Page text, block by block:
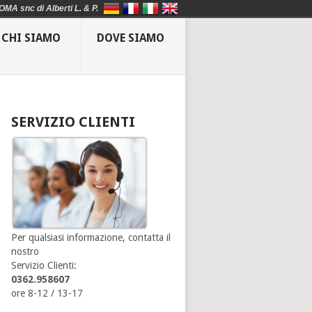
CHI SIAMO DOVE SIAMO
SERVIZIO CLIENTI
Per qualsiasi informazione, contatta il
nostro
Servizio Clienti:
0362.958607
ore 8-12 / 13-17
snc di Alberti L. & P.